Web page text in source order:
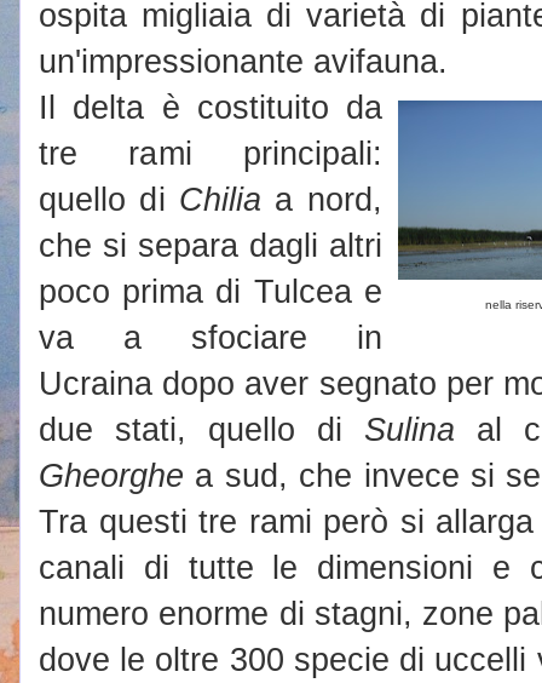
ospita migliaia di varietà di
un'impressionante avifauna.
nella
Il delta è costituito da
tre rami principali:
quello di Chilia a nord,
che si separa dagli altri
poco prima di Tulcea e
va a sfociare in
Ucraina dopo aver segnato per
due stati, quello di Sulina al
Gheorghe a sud, che invece si
Tra questi tre rami però si
canali di tutte le dimensioni e
numero enorme di stagni, zone
dove le oltre 300 specie di